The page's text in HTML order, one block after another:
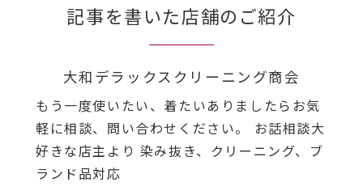
記事を書いた店舗のご紹介
大和デラックスクリーニング商会
もう一度使いたい、着たいありましたらお気
軽に相談、問い合わせください。 お話相談大
好きな店主より 染み抜き、クリーニング、ブ
ランド品対応